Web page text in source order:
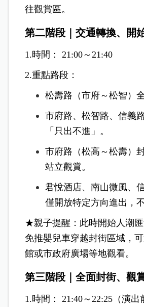
往觀賞區。
第二階段｜交通轉換、開
1.時間： 21:00～21:40
2.重點路段：
松壽路（市府～松智）
市府路、松智路、信義
「只出不進」。
市府路（松高～松壽）
站立觀賞。
君悅酒店、南山微風、
僅開放特定方向進出，
★親子提醒： 此時開始人潮
免推嬰兒車穿越封街區域，
館或市政府廣場等地觀看。
第三階段｜全面封街、觀
1.時間： 21:40～22:25（演出